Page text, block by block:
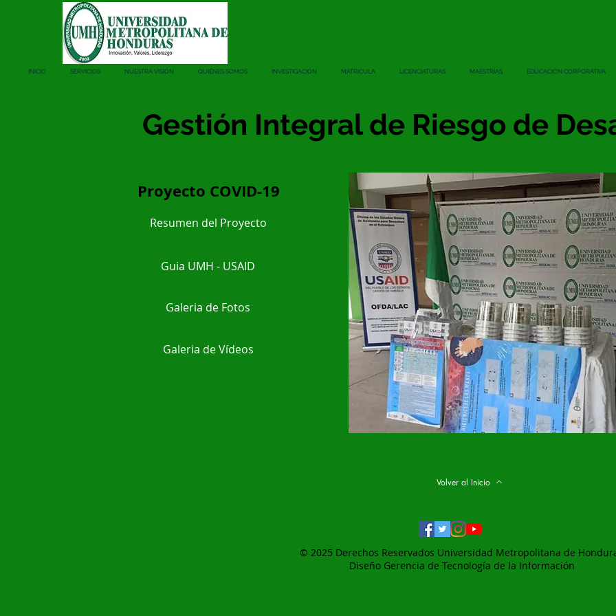
INICIO SERVICIOS NUESTRA VISIÓN QUIÉNES SOMOS INVESTIGACIÓN MATRÍCULA LICENCIATURAS MAESTRÍAS EDUCACIÓN CORPORATIVA
Gestión Integral de Riesgo de
Proyecto COVID-19
Resumen del Proyecto
Guia UMH - USAID
Galeria de Fotos
Galeria de Vídeos
Volver al Inicio
© 2025 Derechos Reservados Universidad Metropolitana de
Diseño Gerencia de Tecnología de la Información